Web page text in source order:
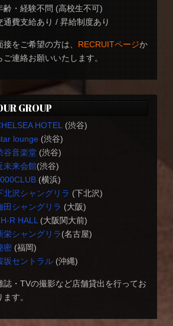
齢・経験不問 (高校生不可)
通費支給あり / 昇給制度あり
接をご希望の方は、 RECRUITページか
ご連絡お願いいたします。
GROUP
HOTEL
(渋谷)
lounge(渋谷)
谷音楽堂(渋谷)
未来会館(渋谷)
(横浜)
北沢シャングリラ (下北沢)
田シャングリラ (大阪)
R HALL (大阪関大前)
栄シャングリラ(名古屋)
密(福岡)
坂セントラル(沖縄)
誌・TVの撮影など店舗貸出を行ってお
ます。